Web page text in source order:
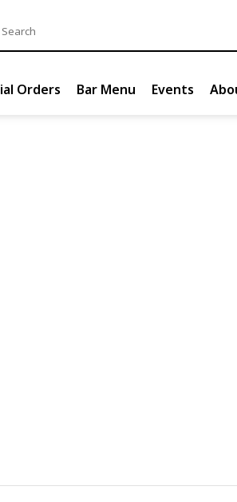
Orders Bar Menu Events